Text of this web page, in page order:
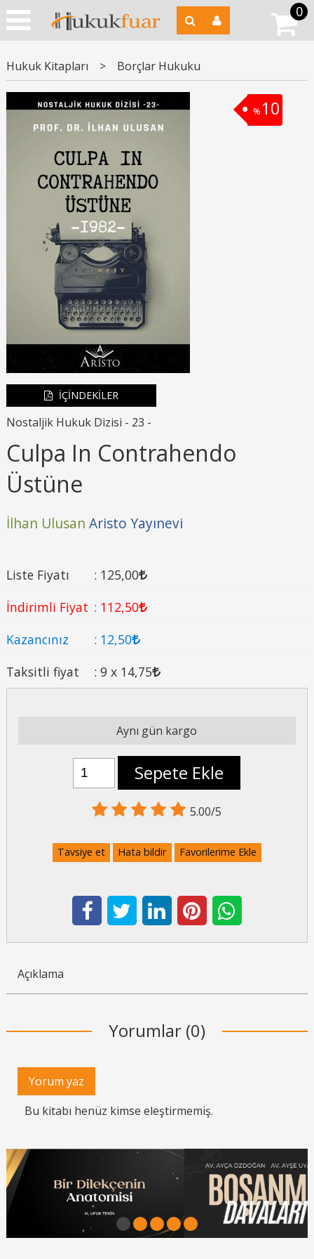
0
Hukuk Kitapları > Borçlar Hukuku
%10
İÇİNDEKİLER
Nostaljik Hukuk Dizisi - 23 -
Culpa In Contrahendo
Üstüne
İlhan Ulusan Aristo Yayınevi
Liste Fiyatı : 125,00
İndirimli Fiyat : 112,50
Kazancınız
: 12,50
Taksitli fiyat
: 9 x 14,75
Aynı gün kargo
Sepete Ekle
5.00/5
Tavsiye et Hata bildir Favorilerime Ekle
Açıklama
Yorumlar (0)
Yorum yaz
Bu kitabı henüz kimse eleştirmemiş.
1 2 3 4 5